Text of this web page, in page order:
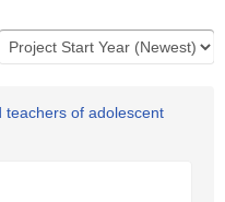
of adolescent